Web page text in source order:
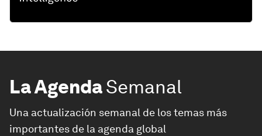
La AgendaSemanal
Una actualización semanal de los temas más
importantes de la agenda global